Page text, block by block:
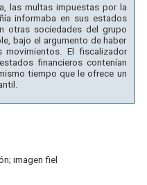
las multas impuestas por la
informaba en sus estados
otras sociedades del grupo
bajo el argumento de haber
movimientos. El fiscalizador
financieros contenían
tiempo que le ofrece un
imagen fiel